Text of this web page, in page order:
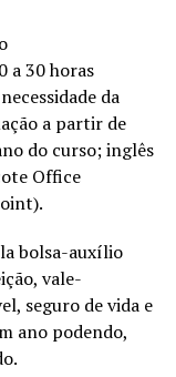
a 30 horas
da
a partir de
do curso; inglês
Office
bolsa-auxílio
vale-
seguro de vida e
ano podendo,